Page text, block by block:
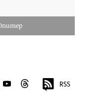
youtubethreads RSS